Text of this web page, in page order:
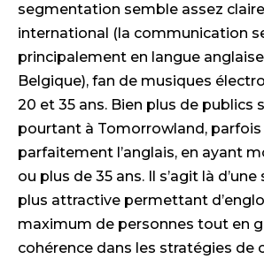
segmentation semble assez
international (la communication
principalement en langue
Belgique), fan de musiques
20 et 35 ans. Bien plus de publics
pourtant à Tomorrowland,
parfaitement l’anglais, en ayant
ou plus de 35 ans. Il s’agit là
plus attractive permettant
maximum de personnes tout en
cohérence dans les stratégies de